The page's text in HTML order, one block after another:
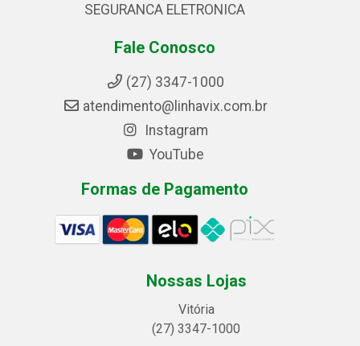
SEGURANCA ELETRONICA
Fale Conosco
(27) 3347-1000
atendimento@linhavix.com.br
Instagram
YouTube
Formas de Pagamento
Nossas Lojas
Vitória
(27) 3347-1000